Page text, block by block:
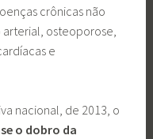
crônicas não
osteoporose,
e
nacional, de 2013, o
o dobro da